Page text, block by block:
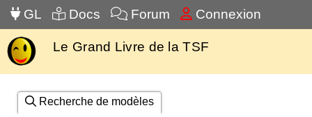
GL Docs Forum Connexion
Le Grand Livre de la TSF
Recherche de modèles